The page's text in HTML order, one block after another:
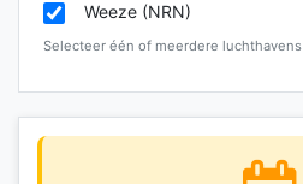
Weeze (NRN)
Selecteer één of meerdere luchthavens